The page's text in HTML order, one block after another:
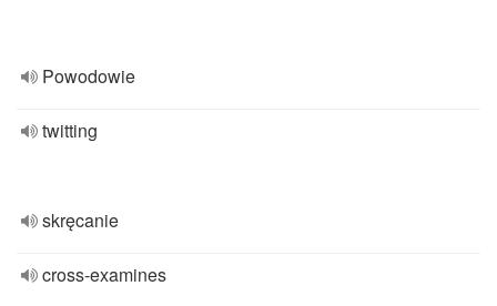
Powodowie
twitting
skręcanie
cross-examines